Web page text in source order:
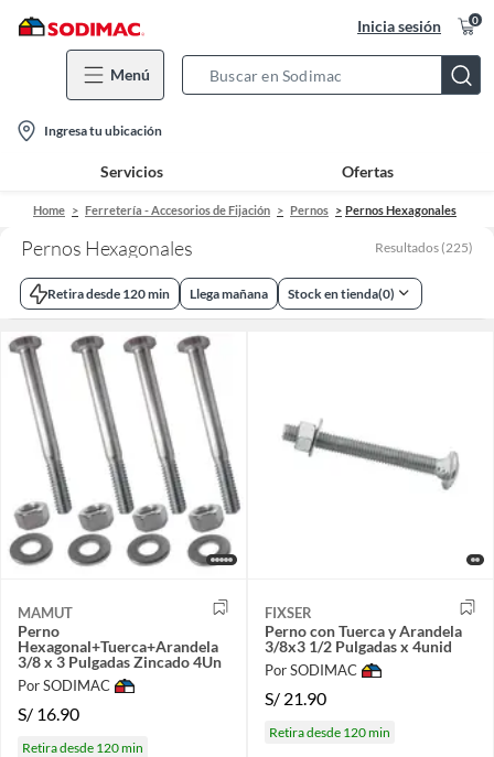
Inicia sesión 0
Menú
Bar
location-
icon
Ingresa tu ubicación
Servicios Ofertas
Home Ferretería - Accesorios de Fijación Pernos Pernos Hexagonales
Pernos Hexagonales Resultados (225)
Retira desde 120 min Llega mañana Stock en tienda(0)
MAMUT
Perno
Hexagonal+Tuerca+Arandela
3/8 x 3 Pulgadas Zincado 4Un
Por SODIMAC
S/ 16.90
Retira desde 120 min
FIXSER
Perno con Tuerca y Arandela
3/8x3 1/2 Pulgadas x 4unid
Por SODIMAC
S/ 21.90
Retira desde 120 min